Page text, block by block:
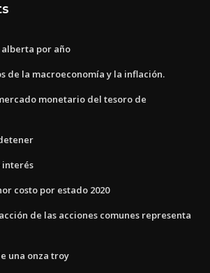
por año
de la macroeconomía y la inflación.
monetario del tesoro de
interés
costo por estado 2020
de las acciones comunes representa
una onza troy